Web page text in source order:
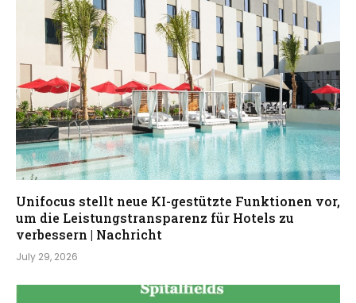
Unifocus stellt neue KI-gestützte Funktionen vor,
um die Leistungstransparenz für Hotels zu
verbessern | Nachricht
July 29, 2026